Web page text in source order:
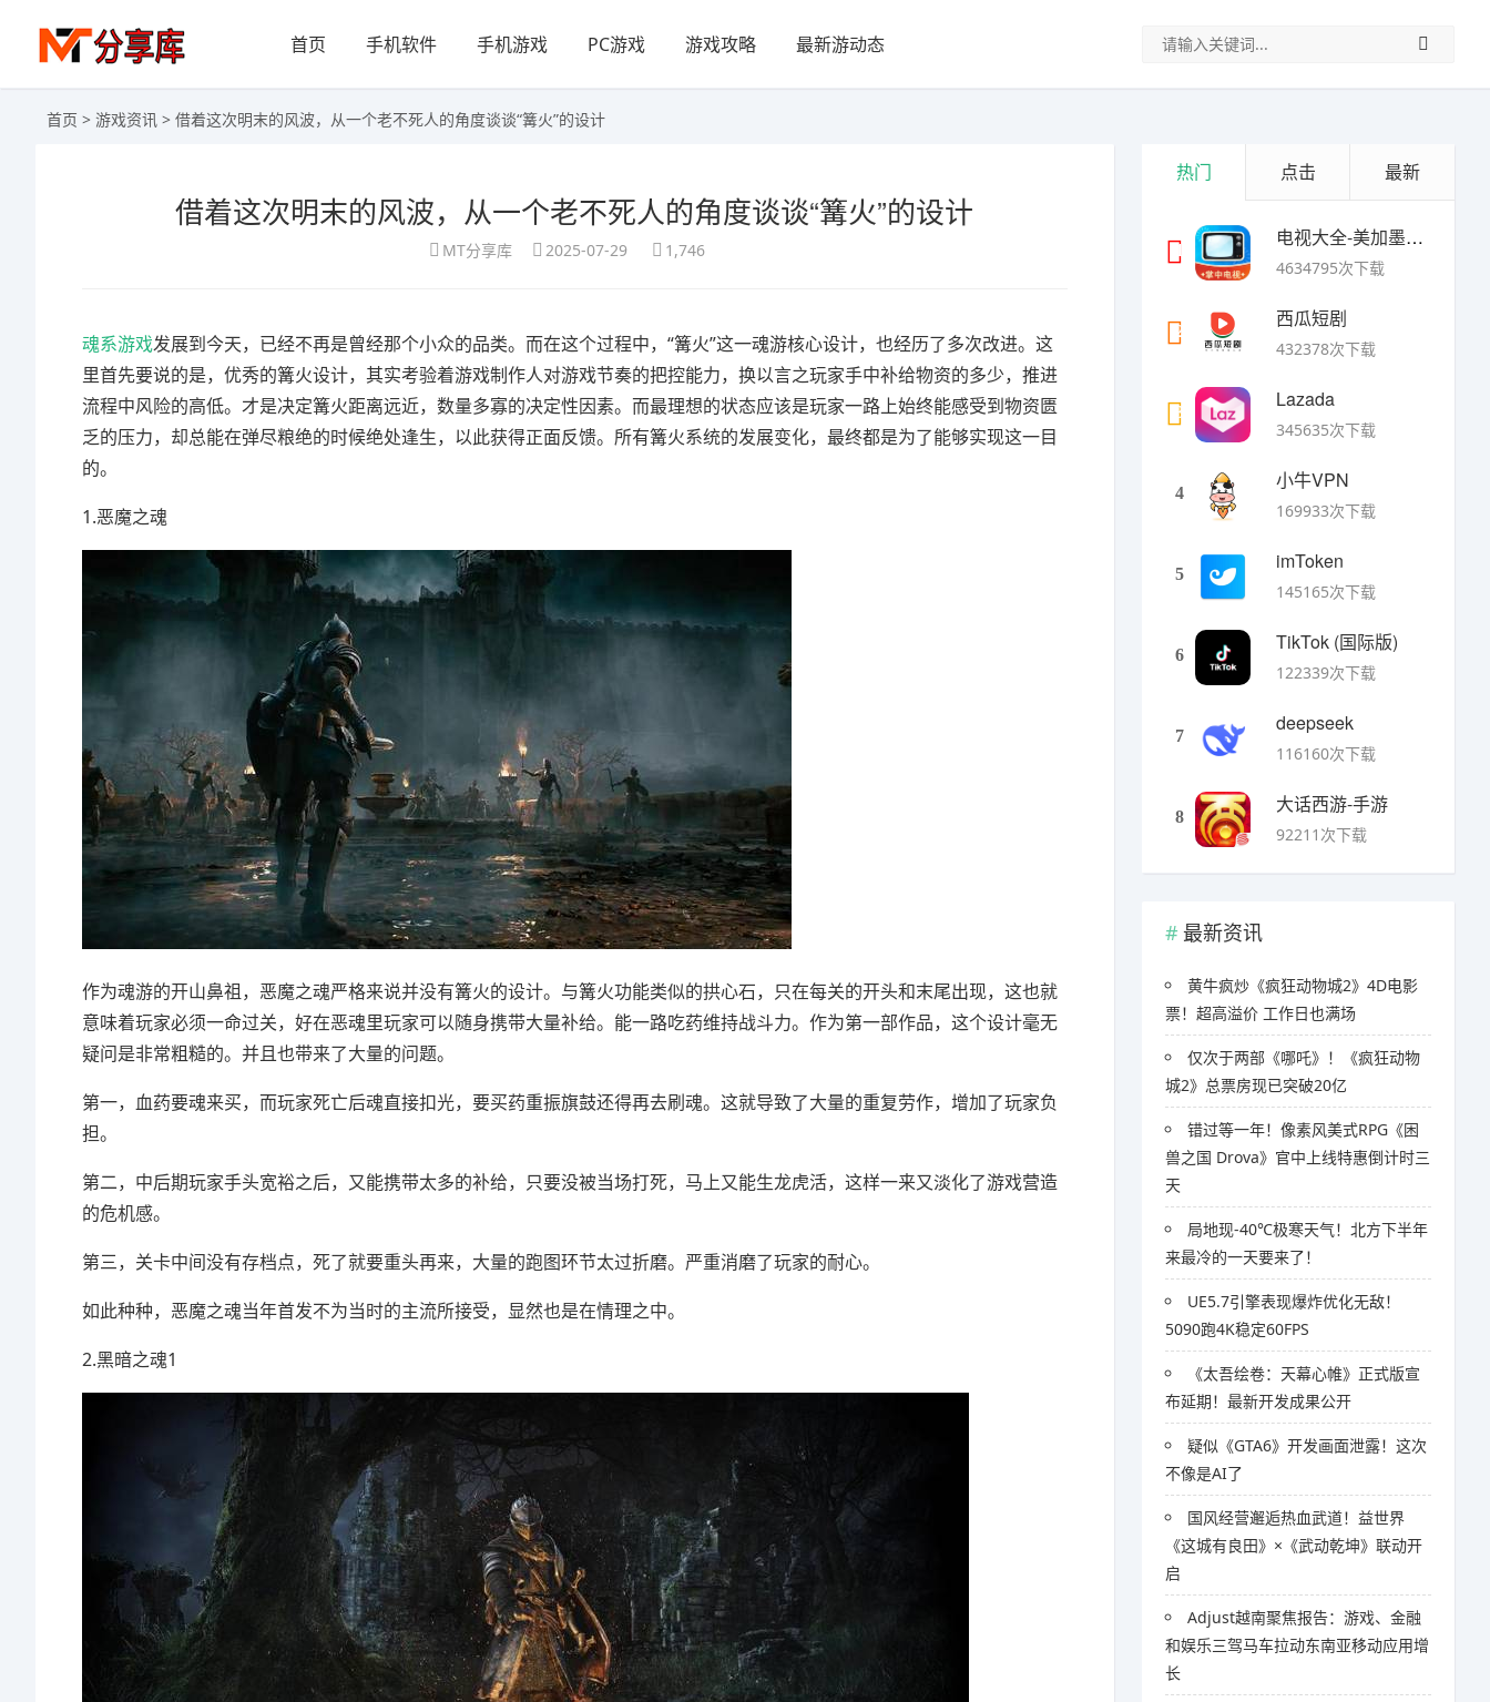
首页 手机软件 手机游戏 PC游戏 游戏攻略 最新游动态
首页 > 游戏资讯 > 借着这次明末的风波，从一个老不死人的角度谈谈“篝火”的设计
借着这次明末的风波，从一个老不死人的角度谈谈“篝火”的设计
MT分享库 2025-07-29 1,746
魂系游戏发展到今天，已经不再是曾经那个小众的品类。而在这个过程中，“篝火”这一魂游核心设计，也经历了多次改进。这
里首先要说的是，优秀的篝火设计，其实考验着游戏制作人对游戏节奏的把控能力，换以言之玩家手中补给物资的多少，推进
流程中风险的高低。才是决定篝火距离远近，数量多寡的决定性因素。而最理想的状态应该是玩家一路上始终能感受到物资匮
乏的压力，却总能在弹尽粮绝的时候绝处逢生，以此获得正面反馈。所有篝火系统的发展变化，最终都是为了能够实现这一目
的。
1.恶魔之魂
作为魂游的开山鼻祖，恶魔之魂严格来说并没有篝火的设计。与篝火功能类似的拱心石，只在每关的开头和末尾出现，这也就
意味着玩家必须一命过关，好在恶魂里玩家可以随身携带大量补给。能一路吃药维持战斗力。作为第一部作品，这个设计毫无
疑问是非常粗糙的。并且也带来了大量的问题。
第一，血药要魂来买，而玩家死亡后魂直接扣光，要买药重振旗鼓还得再去刷魂。这就导致了大量的重复劳作，增加了玩家负
担。
第二，中后期玩家手头宽裕之后，又能携带太多的补给，只要没被当场打死，马上又能生龙虎活，这样一来又淡化了游戏营造
的危机感。
第三，关卡中间没有存档点，死了就要重头再来，大量的跑图环节太过折磨。严重消磨了玩家的耐心。
如此种种，恶魔之魂当年首发不为当时的主流所接受，显然也是在情理之中。
2.黑暗之魂1
热门 点击 最新
1
电视大全-美加墨世界杯
4634795次下载
2
西瓜短剧
432378次下载
3
Lazada
345635次下载
4
小牛VPN
169933次下载
5
imToken
145165次下载
6
TikTok (国际版)
122339次下载
7
deepseek
116160次下载
8
大话西游-手游
92211次下载
最新资讯
黄牛疯炒《疯狂动物城2》4D电影
票！超高溢价 工作日也满场
仅次于两部《哪吒》！《疯狂动物
城2》总票房现已突破20亿
错过等一年！像素风美式RPG《困
兽之国 Drova》官中上线特惠倒计时三
天
局地现-40℃极寒天气！北方下半年
来最冷的一天要来了！
UE5.7引擎表现爆炸优化无敌！
5090跑4K稳定60FPS
《太吾绘卷：天幕心帷》正式版宣
布延期！最新开发成果公开
疑似《GTA6》开发画面泄露！这次
不像是AI了
国风经营邂逅热血武道！益世界
《这城有良田》×《武动乾坤》联动开
启
Adjust越南聚焦报告：游戏、金融
和娱乐三驾马车拉动东南亚移动应用增
长